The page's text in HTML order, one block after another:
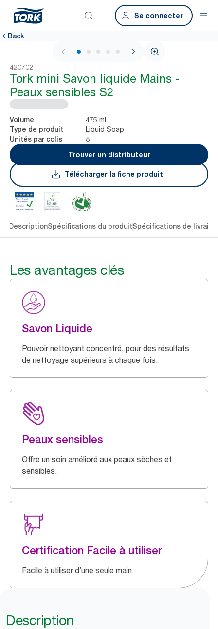
Se connecter
Back
1 / 6
420702
Tork mini Savon liquide Mains -
Peaux sensibles S2
Volume 475 ml
Type de produit Liquid Soap
Unités par colis
8
Trouver un distributeur
Télécharger la fiche produit
DescriptionSpécifications du produitSpécifications de
Les avantages clés
Savon Liquide
Pouvoir nettoyant concentré, pour des résultats
de nettoyage supérieurs à chaque fois.
Peaux sensibles
Offre un soin amélioré aux peaux sèches et
sensibles.
Certification Facile à utiliser
Facile à utiliser d’une seule main
Description